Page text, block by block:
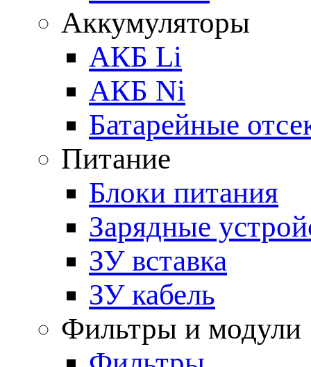
Аккумуляторы
АКБ Li
АКБ Ni
Батарейные
Питание
Блоки питания
Зарядные
ЗУ вставка
ЗУ кабель
Фильтры и модули